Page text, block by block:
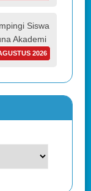
Siswa
Akademi
2026